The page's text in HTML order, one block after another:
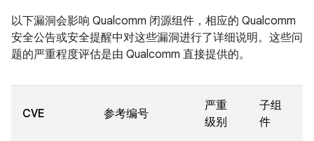
以下漏洞会影响 Qualcomm 闭源组件，相应的 Qualcomm
安全公告或安全提醒中对这些漏洞进行了详细说明。这些问
题的严重程度评估是由 Qualcomm 直接提供的。
CVE 参考编号
严重
级别
子组
件